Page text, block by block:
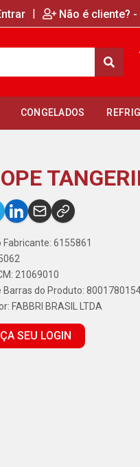
| Não é cliente?
CONGELADOS
Fabricante: 6155861
21069010
Barras do Produto:
FABBRI BRASIL LTDA
SEU LOGIN